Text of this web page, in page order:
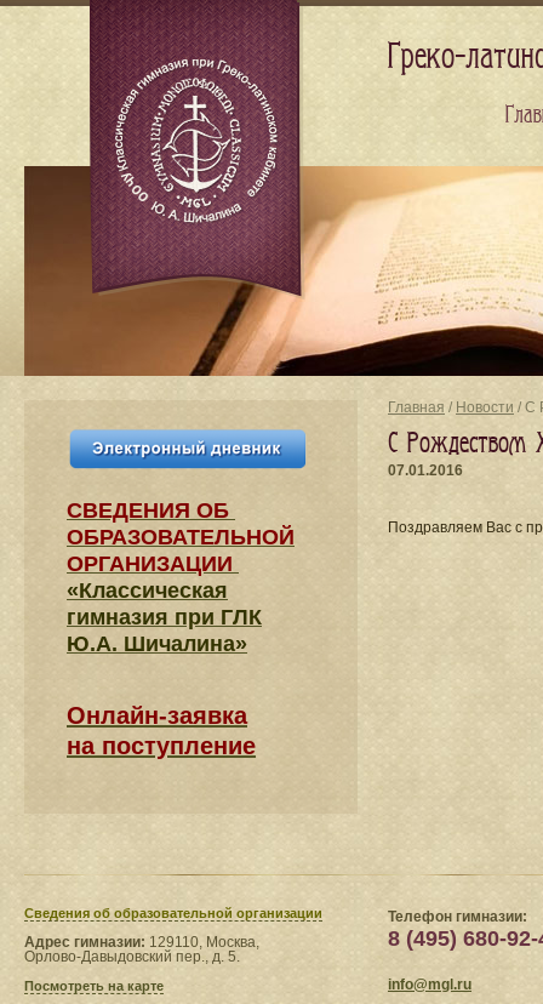
Главная / Новости / C
C Рождеством
07.01.2016
Поздравляем Вас с
СВЕДЕНИЯ​ ОБ
ОБРАЗОВАТЕЛЬНОЙ
ОРГАНИЗАЦИИ
«Классическая
гимназия при ГЛК
Ю.А. Шичалина»
Онлайн-заявка
на поступление
Сведения​ об образовательной организации
Адрес гимназии: 129110, Москва,
Орлово-Давыдовский пер., д. 5.
Посмотреть на карте
Телефон гимназии:
8 (495) 680-92-
info@mgl.ru
Греко-